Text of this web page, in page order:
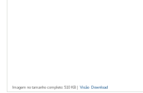
Imagem no tamanho completo: 510 KB| Visão Download